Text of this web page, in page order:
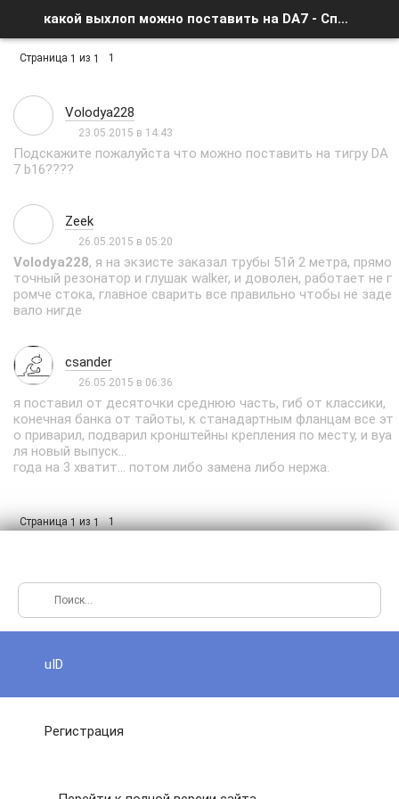
какой выхлоп можно поставить на DA7 - Список форумов
Страница 1 из 1 1
Volodya228
23.05.2015 в 14:43
Подскажите пожалуйста что можно поставить на тигру DA
7 b16????
Zeek
26.05.2015 в 05:20
Volodya228, я на экзисте заказал трубы 51й 2 метра, прямо
точный резонатор и глушак walker, и доволен, работает не г
ромче стока, главное сварить все правильно чтобы не заде
вало нигде
csander
26.05.2015 в 06:36
я поставил от десяточки среднюю часть, гиб от классики,
конечная банка от тайоты, к станадартным фланцам все эт
о приварил, подварил кронштейны крепления по месту, и вуа
ля новый выпуск...
года на 3 хватит... потом либо замена либо нержа.
Страница1из1 1
uID
Регистрация